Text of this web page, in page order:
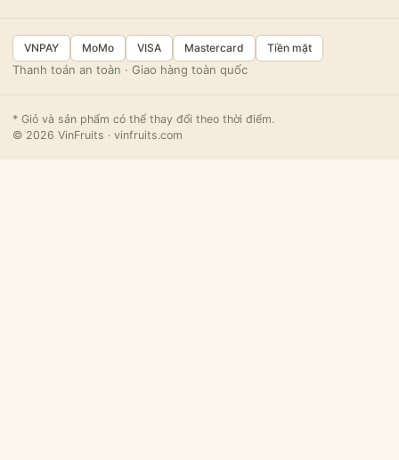
VNPAY MoMo VISA Mastercard Tiền mặt
Thanh toán an toàn · Giao hàng toàn quốc
* Giỏ và sản phẩm có thể thay đổi theo thời điểm.
© 2026 VinFruits · vinfruits.com